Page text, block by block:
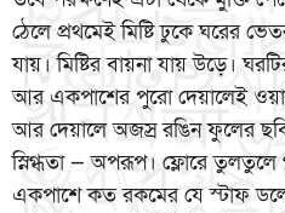
ঠেলে প্রথমেই মিষ্টি ঢুকে ঘরের
যায়। মিষ্টির বায়না যায় উড়ে।
আর একপাশের পুরো দেয়ালেই
আর দেয়ালে অজস্র রঙিন ফুলের
স্নিগ্ধতা — অপরূপ। ফ্লোরে তুলতুলে
একপাশে কত রকমের যে স্টাফ ডলে